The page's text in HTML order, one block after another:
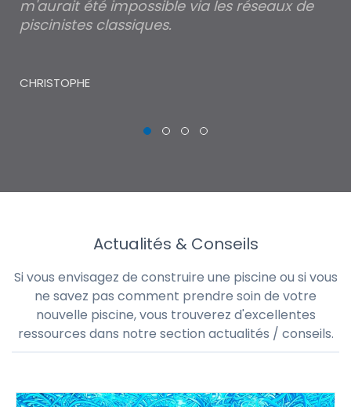
m'aurait été impossible via les réseaux de
piscinistes classiques.
CHRISTOPHE
Actualités & Conseils
Si vous envisagez de construire une piscine ou si vous
ne savez pas comment prendre soin de votre
nouvelle piscine, vous trouverez d'excellentes
ressources dans notre section actualités / conseils.